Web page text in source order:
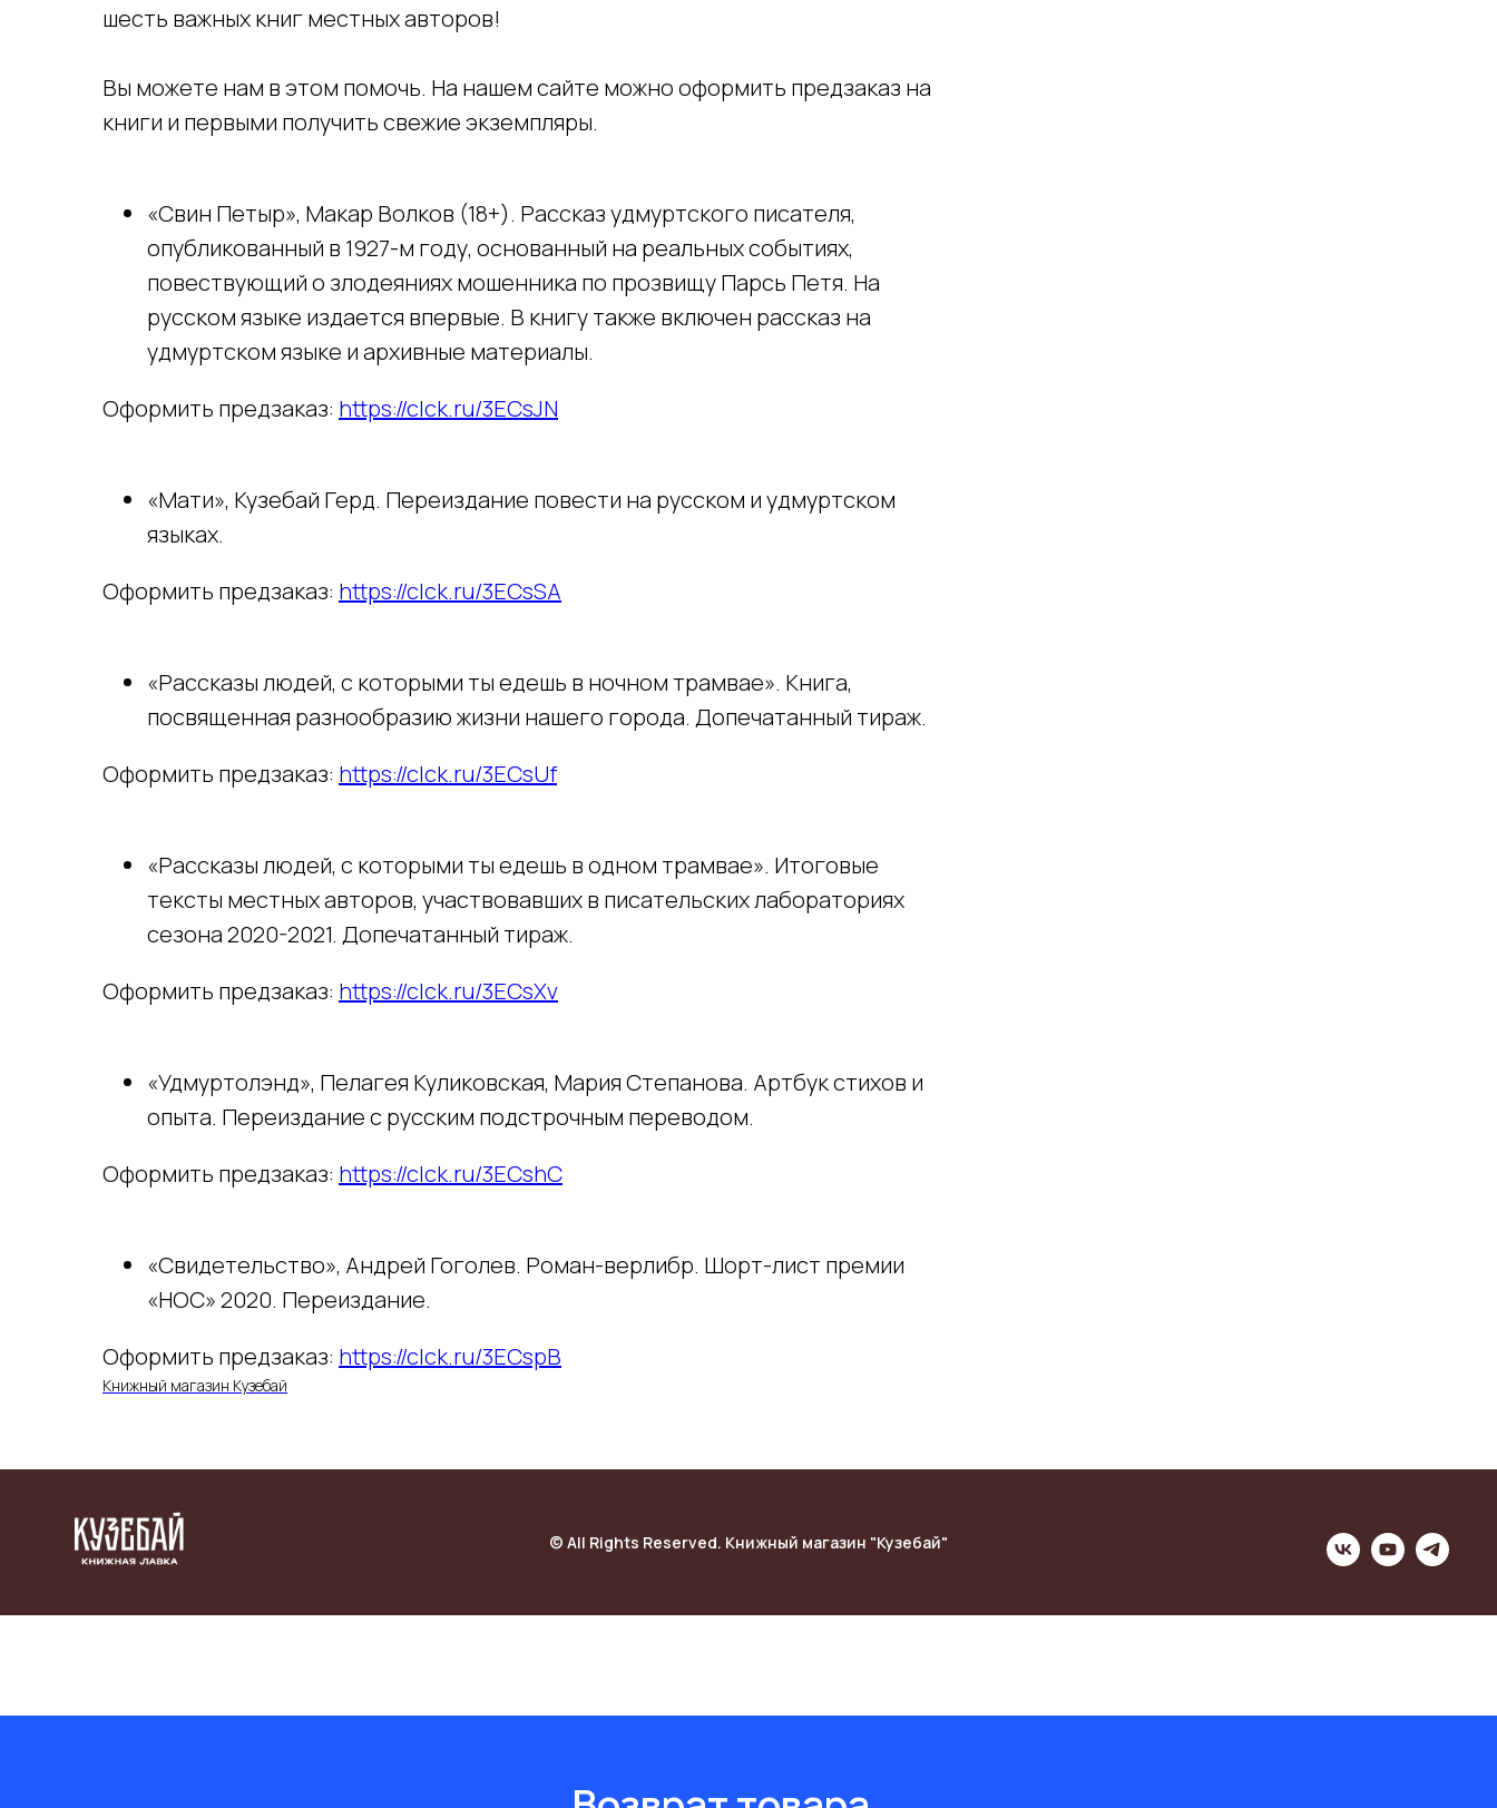
шесть важных книг местных авторов!
Вы можете нам в этом помочь. На нашем сайте можно оформить предзаказ на
книги и первыми получить свежие экземпляры.
«Свин Петыр», Макар Волков (18+). Рассказ удмуртского писателя,
опубликованный в 1927-м году, основанный на реальных событиях,
повествующий о злодеяниях мошенника по прозвищу Парсь Петя. На
русском языке издается впервые. В книгу также включен рассказ на
удмуртском языке и архивные материалы.
Оформить предзаказ: https://clck.ru/3ECsJN
«Мати», Кузебай Герд. Переиздание повести на русском и удмуртском
языках.
Оформить предзаказ: https://clck.ru/3ECsSA
«Рассказы людей, с которыми ты едешь в ночном трамвае». Книга,
посвященная разнообразию жизни нашего города. Допечатанный тираж.
Оформить предзаказ: https://clck.ru/3ECsUf
«Рассказы людей, с которыми ты едешь в одном трамвае». Итоговые
тексты местных авторов, участвовавших в писательских лабораториях
сезона 2020-2021. Допечатанный тираж.
Оформить предзаказ: https://clck.ru/3ECsXv
«Удмуртолэнд», Пелагея Куликовская, Мария Степанова. Артбук стихов и
опыта. Переиздание с русским подстрочным переводом.
Оформить предзаказ: https://clck.ru/3ECshC
«Свидетельство», Андрей Гоголев. Роман-верлибр. Шорт-лист премии
«НОС» 2020. Переиздание.
Оформить предзаказ: https://clck.ru/3ECspB
Книжный магазин Кузебай
© All Rights Reserved. Книжный магазин "Кузебай"